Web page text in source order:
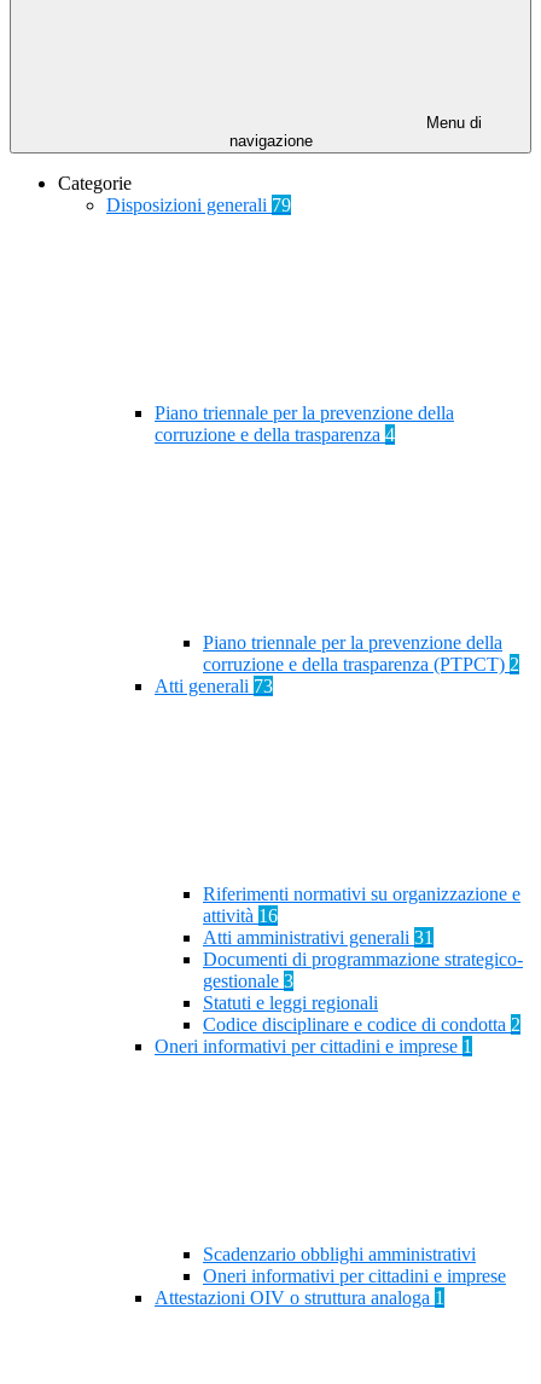
Menu di
navigazione
Categorie
Disposizioni generali 79
Piano triennale per la prevenzione della
corruzione e della trasparenza 4
Piano triennale per la prevenzione della
corruzione e della trasparenza (PTPCT) 2
Atti generali 73
Riferimenti normativi su organizzazione e
attività 16
Atti amministrativi generali 31
Documenti di programmazione strategico-
gestionale 3
Statuti e leggi regionali
Codice disciplinare e codice di condotta 2
Oneri informativi per cittadini e imprese 1
Scadenzario obblighi amministrativi
Oneri informativi per cittadini e imprese
Attestazioni OIV o struttura analoga 1